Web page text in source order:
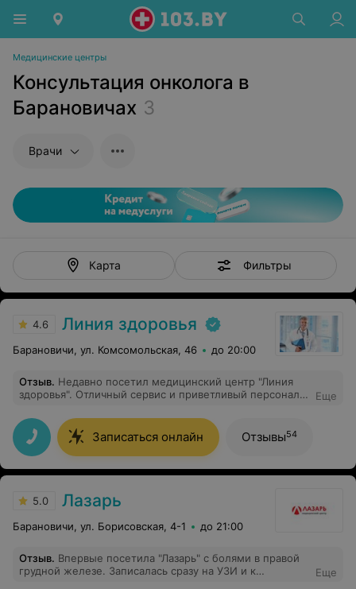
Медицинские центры
Консультация онколога в
Барановичах 3
Врачи
Карта Фильтры
4.6 Линия здоровья
Барановичи, ул. Комсомольская, 46 до 20:00
Отзыв. Недавно посетил медицинский центр "Линия
здоровья". Отличный сервис и приветливый персонал.
интересующие меня вопросы. Рекомендую!
Еще
Записаться онлайн Отзывы54
5.0 Лазарь
Барановичи, ул. Борисовская, 4-1 до 21:00
Отзыв. Впервые посетила "Лазарь" с болями в правой
грудной железе. Записалась сразу на УЗИ и к
Еще